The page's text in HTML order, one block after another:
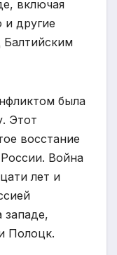
включая
другие
Балтийским
была
Этот
восстание
Война
лет и
западе,
Полоцк.